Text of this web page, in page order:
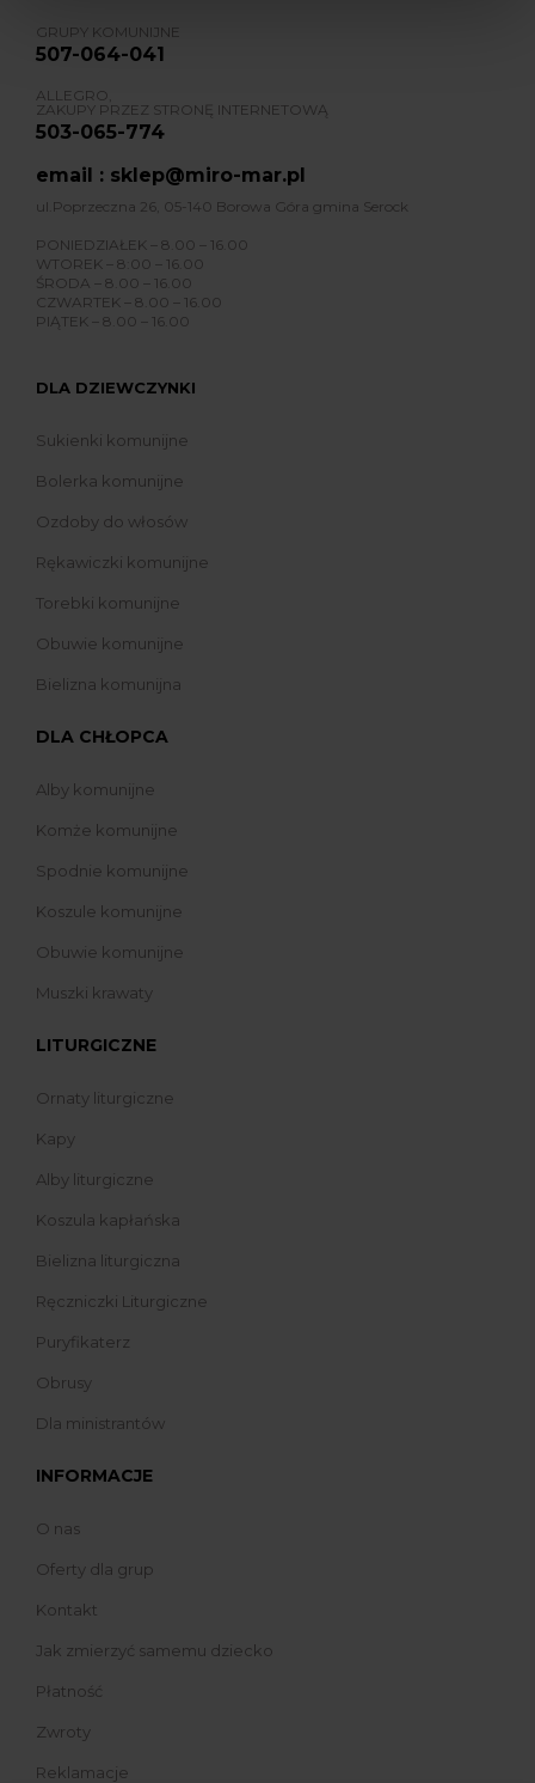
GRUPY KOMUNIJNE
507-064-041
ALLEGRO,
ZAKUPY PRZEZ STRONĘ INTERNETOWĄ
503-065-774
email : sklep@miro-mar.pl
ul.Poprzeczna 26, 05-140 Borowa Góra gmina Serock
PONIEDZIAŁEK – 8.00 – 16.00
WTOREK – 8:00 – 16.00
ŚRODA – 8.00 – 16.00
CZWARTEK – 8.00 – 16.00
PIĄTEK – 8.00 – 16.00
DLA DZIEWCZYNKI
Sukienki komunijne
Bolerka komunijne
Ozdoby do włosów
Rękawiczki komunijne
Torebki komunijne
Obuwie komunijne
Bielizna komunijna
DLA CHŁOPCA
Alby komunijne
Komże komunijne
Spodnie komunijne
Koszule komunijne
Obuwie komunijne
Muszki krawaty
LITURGICZNE
Ornaty liturgiczne
Kapy
Alby liturgiczne
Koszula kapłańska
Bielizna liturgiczna
Ręczniczki Liturgiczne
Puryfikaterz
Obrusy
Dla ministrantów
INFORMACJE
O nas
Oferty dla grup
Kontakt
Jak zmierzyć samemu dziecko
Płatność
Zwroty
Reklamacje